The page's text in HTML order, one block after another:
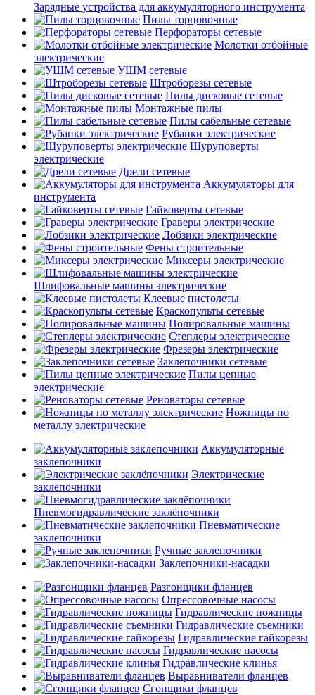
Зарядные устройства для аккумуляторного инструмента
Пилы торцовочные
Перфораторы сетевые
Молотки отбойные
электрические
УШМ сетевые
Штроборезы сетевые
Пилы дисковые сетевые
Монтажные пилы
Пилы сабельные сетевые
Рубанки электрические
Шуруповерты
электрические
Дрели сетевые
Аккумуляторы для
инструмента
Гайковерты сетевые
Граверы электрические
Лобзики электрические
Фены строительные
Миксеры электрические
Шлифовальные машины электрические
Клеевые пистолеты
Краскопульты сетевые
Полировальные машины
Степлеры электрические
Фрезеры электрические
Заклепочники сетевые
Пилы цепные
электрические
Реноваторы сетевые
Ножницы по
металлу электрические
Аккумуляторные
заклепочники
Электрические
заклёпочники
Пневмогидравлические заклёпочники
Пневматические
заклепочники
Ручные заклепочники
Заклепочники-насадки
Разгонщики фланцев
Опрессовочные насосы
Гидравлические ножницы
Гидравлические съемники
Гидравлические гайкорезы
Гидравлические насосы
Гидравлические клинья
Выравниватели фланцев
Сгонщики фланцев